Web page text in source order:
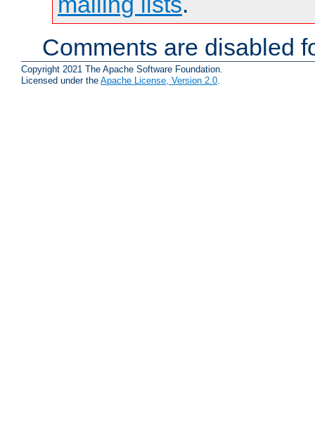
Comments are disabled
Copyright 2021 The Apache Software Foundation.
Licensed under the Apache License, Version 2.0.